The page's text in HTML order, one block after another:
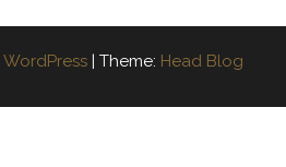
WordPress | Theme: Head Blog